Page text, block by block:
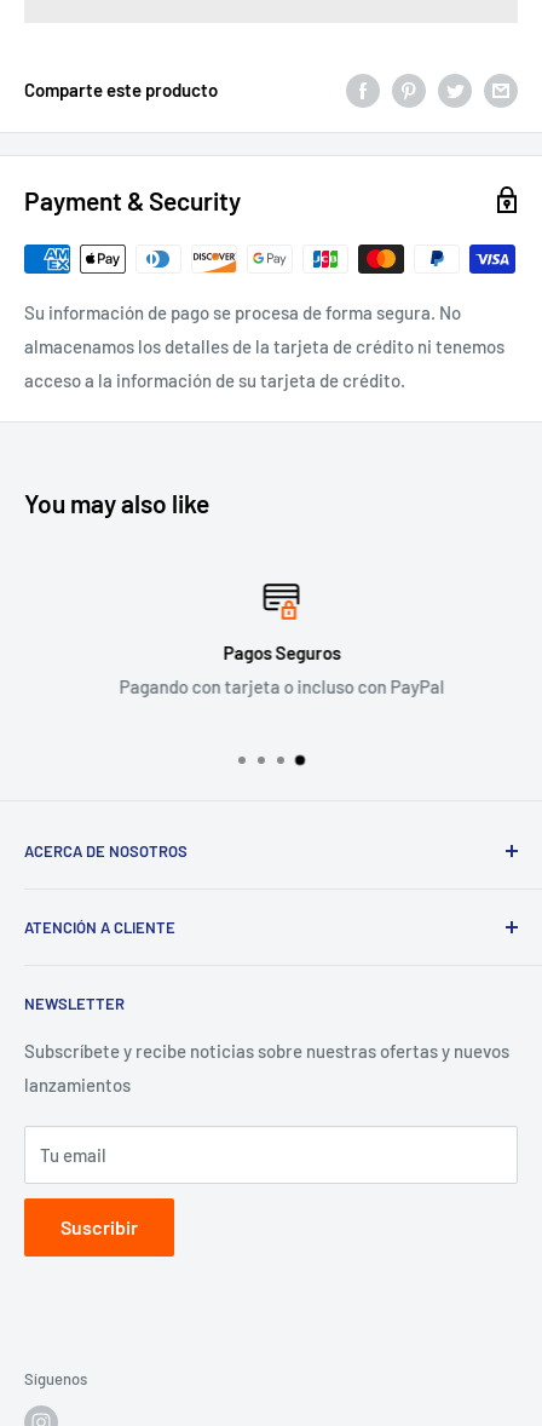
Comparte este producto
Payment & Security
Su información de pago se procesa de forma segura. No
almacenamos los detalles de la tarjeta de crédito ni tenemos
acceso a la información de su tarjeta de crédito.
You may also like
Pagos Seguros
Pagando con tarjeta o incluso con PayPal
ACERCA DE NOSOTROS
¿Tienes un Negocio? Regístrate aquí
ATENCIÓN A CLIENTE
Términos y Condiciones
Aviso de Privacidad
Contacto para proveedores
NEWSLETTER
Subscríbete y recibe noticias sobre nuestras ofertas y nuevos
lanzamientos
Tu email
Suscribir
Síguenos